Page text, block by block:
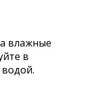
влажные
в